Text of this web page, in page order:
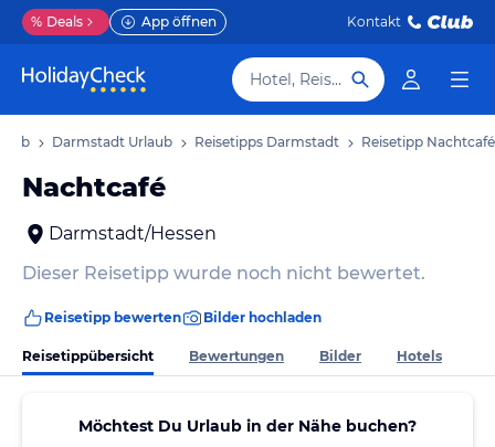
% Deals App öffnen Kontakt
Hotel, Reiseziel
Darmstadt Urlaub Reisetipps Darmstadt Reisetipp Nachtcafé
Nachtcafé
Darmstadt/Hessen
Dieser Reisetipp wurde noch nicht bewertet.
Reisetipp bewerten Bilder hochladen
Reisetippübersicht Bewertungen Bilder Hotels
Möchtest Du Urlaub in der Nähe buchen?